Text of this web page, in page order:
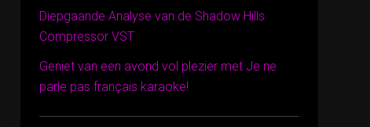
Diepgaande Analyse van de Shadow Hills
Compressor VST
Geniet van een avond vol plezier met Je ne
parle pas français karaoke!